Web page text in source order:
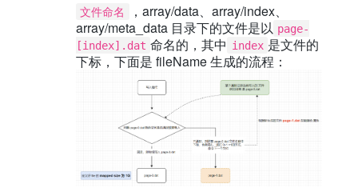
文件命名
，array/data、array/index、
array/meta_data 目录下的文件是以 page-
[index].dat 命名的，其中 index 是文件的
下标，下面是 fileName 生成的流程：